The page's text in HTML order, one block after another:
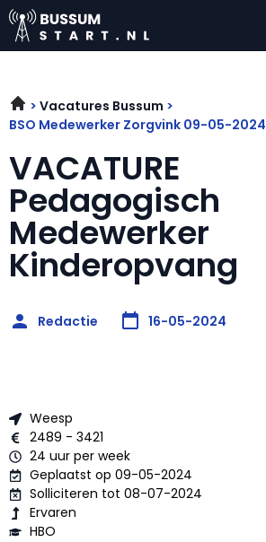
Vacatures Bussum
BSO Medewerker Zorgvink 09-05-2024
VACATURE
Pedagogisch
Medewerker
Kinderopvang
Redactie 16-05-2024
Weesp
2489 - 3421
24 uur per week
Geplaatst op 09-05-2024
Solliciteren tot 08-07-2024
Ervaren
HBO